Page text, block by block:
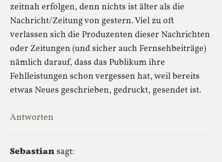
zeitnah erfolgen, denn nichts ist älter als die
Nachricht/Zeitung von gestern. Viel zu oft
verlassen sich die Produzenten dieser Nachrichten
oder Zeitungen (und sicher auch Fernsehbeiträge)
nämlich darauf, dass das Publikum ihre
Fehlleistungen schon vergessen hat, weil bereits
etwas Neues geschrieben, gedruckt, gesendet ist.
Antworten
Sebastiansagt: